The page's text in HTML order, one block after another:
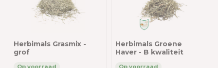
Herbimals Grasmix -
grof
Herbimals Groene
Haver - B kwaliteit